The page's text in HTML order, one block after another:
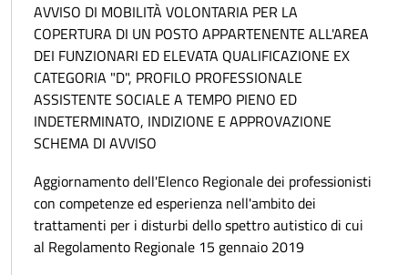
AVVISO DI MOBILITÀ VOLONTARIA PER LA
COPERTURA DI UN POSTO APPARTENENTE ALL'AREA
DEI FUNZIONARI ED ELEVATA QUALIFICAZIONE EX
CATEGORIA "D", PROFILO PROFESSIONALE
ASSISTENTE SOCIALE A TEMPO PIENO ED
INDETERMINATO, INDIZIONE E APPROVAZIONE
SCHEMA DI AVVISO
Aggiornamento dell'Elenco Regionale dei professionisti
con competenze ed esperienza nell'ambito dei
trattamenti per i disturbi dello spettro autistico di cui
al Regolamento Regionale 15 gennaio 2019